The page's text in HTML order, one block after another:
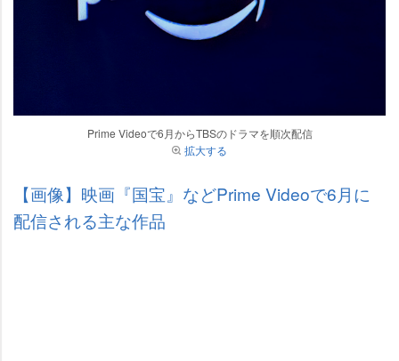
Prime Videoで6月からTBSのドラマを順次配信
拡大する
【画像】映画『国宝』などPrime Videoで6月に
配信される主な作品